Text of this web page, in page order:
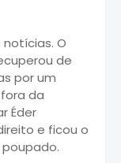
O
de
por um
da
Éder
e ficou o